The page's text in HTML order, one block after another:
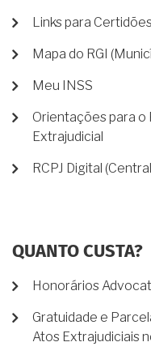
Links para
Mapa do RGI
Meu INSS
Orientações para o
Extrajudicial
RCPJ Digital
QUANTO CUSTA?
Honorários
Gratuidade e
Atos Extrajudiciais